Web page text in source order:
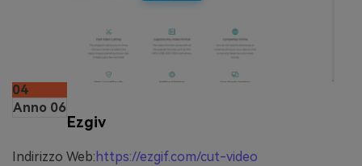
04
Anno 06
Ezgiv
Indirizzo Web: https://ezgif.com/cut-video